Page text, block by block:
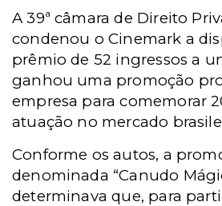
A 39ª câmara de Direito
condenou o Cinemark a
prêmio de 52 ingressos a
ganhou uma promoção
empresa para comemorar
atuação no mercado
Conforme os autos, a
denominada “Canudo
determinava que, para